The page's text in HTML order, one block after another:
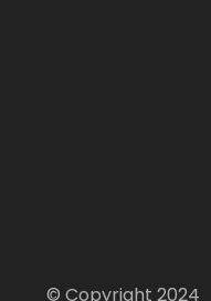
© Copyright 2024